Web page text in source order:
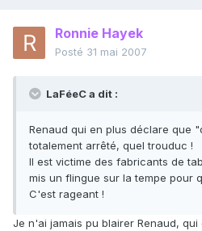
Ronnie Hayek
Posté 31 mai 2007
LaFéeC a dit :
Renaud qui en plus déclare que
totalement arrêté, quel trouduc !
Il est victime des fabricants de
mis un flingue sur la tempe pour
C'est rageant !
Je n'ai jamais pu blairer Renaud, qui